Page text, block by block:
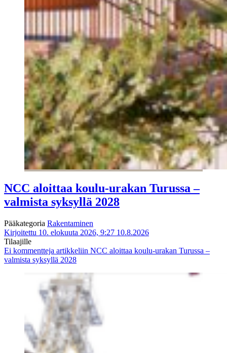
NCC aloittaa koulu-urakan Turussa –
valmista syksyllä 2028
Pääkategoria Rakentaminen
Kirjoitettu 10. elokuuta 2026, 9:27 10.8.2026
Tilaajille
Ei kommentteja artikkeliin NCC aloittaa koulu-urakan Turussa –
valmista syksyllä 2028